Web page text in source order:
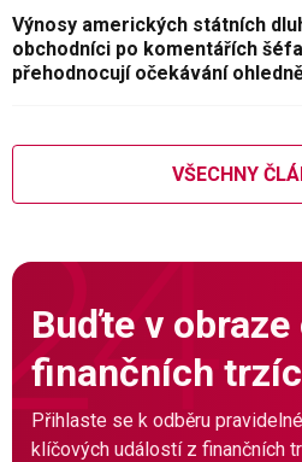
Výnosy amerických státních
obchodníci po komentářích
přehodnocují očekávání
VŠECHNY
Buďte v obraze
finančních
Přihlaste se k odběru
klíčových událostí z finančních